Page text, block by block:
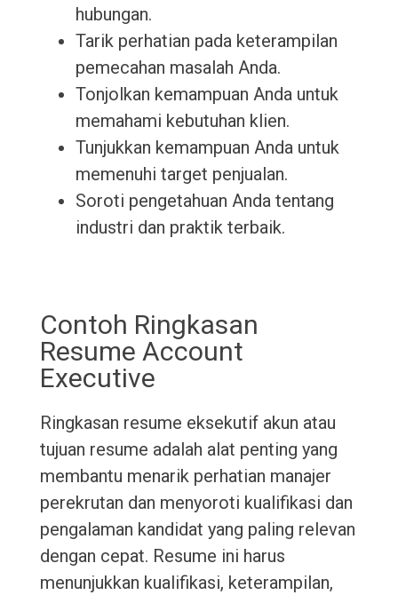
hubungan.
Tarik perhatian pada keterampilan
pemecahan masalah Anda.
Tonjolkan kemampuan Anda untuk
memahami kebutuhan klien.
Tunjukkan kemampuan Anda untuk
memenuhi target penjualan.
Soroti pengetahuan Anda tentang
industri dan praktik terbaik.
Contoh Ringkasan
Resume Account
Executive
Ringkasan resume eksekutif akun atau
tujuan resume adalah alat penting yang
membantu menarik perhatian manajer
perekrutan dan menyoroti kualifikasi dan
pengalaman kandidat yang paling relevan
dengan cepat. Resume ini harus
menunjukkan kualifikasi, keterampilan,